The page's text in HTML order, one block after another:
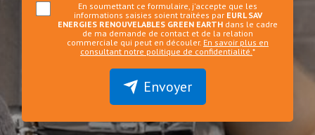
En soumettant ce formulaire, j'accepte que les
informations saisies soient traitées par EURL SAV
ENERGIES RENOUVELABLES GREEN EARTH dans le cadre
de ma demande de contact et de la relation
commerciale qui peut en découler. En savoir plus en
consultant notre politique de confidentialité.*
Envoyer